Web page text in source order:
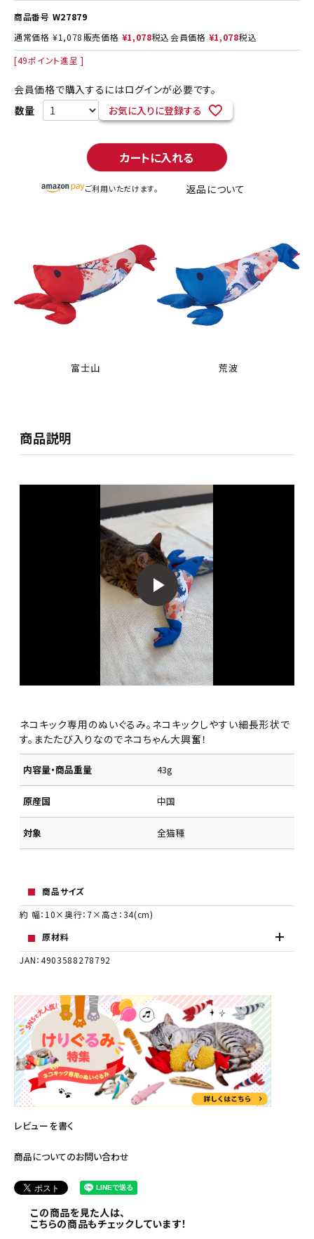
商品番号 W27879
通常価格 ¥1,078 販売価格 ¥1,078税込会員価格 ¥1,078税込
[49ポイント進呈 ]
会員価格で購入するにはログインが必要です。
お気に入りに登録する
カートに入れる
ご利用いただけます。 返品について
富士山 荒波
商品説明
ネコキック専用のぬいぐるみ。ネコキックしやすい細長形状で
す。またたび入りなのでネコちゃん大興奮！
内容量・商品重量 43g
原産国 中国
対象 全猫種
商品サイズ
約 幅：10×奥行：7×高さ：34(cm)
原材料
JAN：4903588278792
レビューを書く
商品についてのお問い合わせ
この商品を見た人は、
こちらの商品もチェックしています！